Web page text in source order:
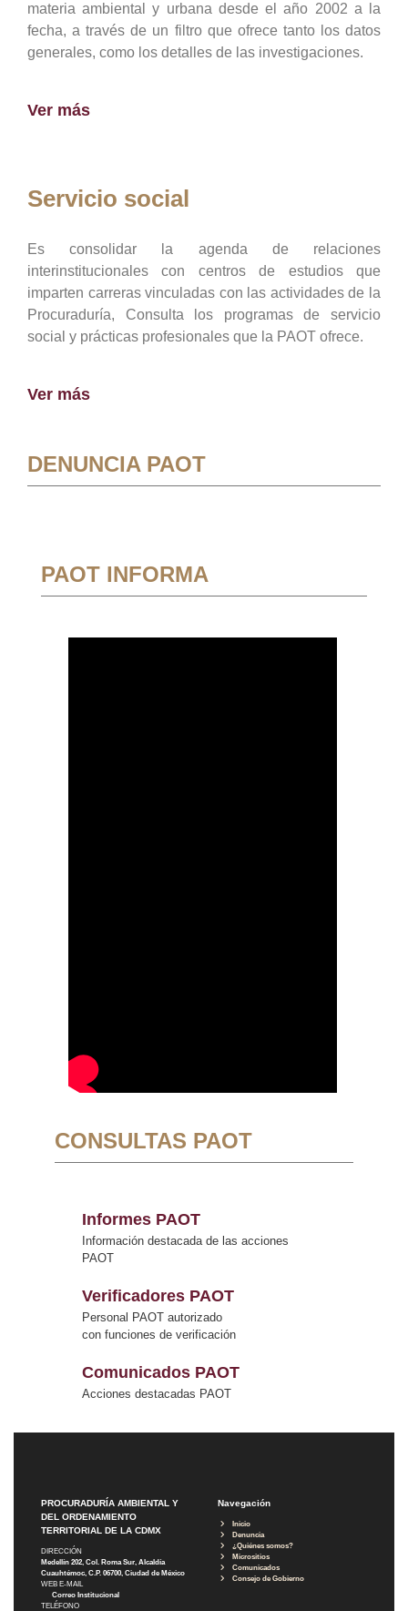
materia ambiental y urbana desde el año 2002 a la
fecha, a través de un filtro que ofrece tanto los datos
generales, como los detalles de las investigaciones.
Ver más
Servicio social
Es consolidar la agenda de relaciones
interinstitucionales con centros de estudios que
imparten carreras vinculadas con las actividades de la
Procuraduría, Consulta los programas de servicio
social y prácticas profesionales que la PAOT ofrece.
Ver más
DENUNCIA PAOT
PAOT INFORMA
CONSULTAS PAOT
Informes PAOT
Información destacada de las acciones
PAOT
Verificadores PAOT
Personal PAOT autorizado
con funciones de verificación
Comunicados PAOT
Acciones destacadas PAOT
PROCURADURÍA AMBIENTAL Y
DEL ORDENAMIENTO
TERRITORIAL DE LA CDMX
DIRECCIÓN
Medellín 202, Col. Roma Sur, Alcaldía
Cuauhtémoc, C.P. 06700, Ciudad de México
WEB E-MAIL
Correo Institucional
TELÉFONO
Navegación
Inicio
Denuncia
¿Quiénes somos?
Micrositios
Comunicados
Consejo de Gobierno